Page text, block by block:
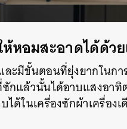
หอมสะอาดได้ด้ว
และมีขั้นตอนที่ยุ่งยากใน
กแล้วนั้นได้อาบแสงอาทิ
ด้ในเครื่องซักผ้าเครื่อง